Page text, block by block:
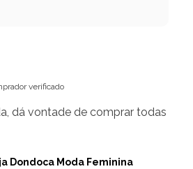
verificado
dá vontade de comprar todas
Dondoca Moda Feminina